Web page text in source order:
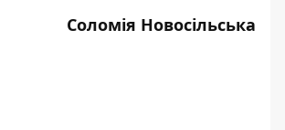
Соломія Новосільська